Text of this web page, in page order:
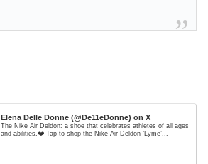
Elena Delle Donne (@De11eDonne) on X
The Nike Air Deldon: a shoe that celebrates athletes of all ages
and abilities.❤️ Tap to shop the Nike Air Deldon ‘Lyme’...